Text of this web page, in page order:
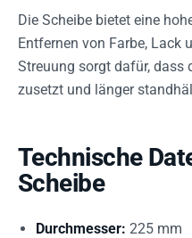
Die Scheibe bietet eine
Entfernen von Farbe, Lack
Streuung sorgt dafür, dass
zusetzt und länger
Technische
Scheibe
Durchmesser: 225 mm